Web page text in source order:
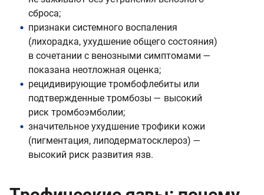
сброса;
признаки системного воспаления
(лихорадка, ухудшение общего состояния)
в сочетании с венозными симптомами —
показана неотложная оценка;
рецидивирующие тромбофлебиты или
подтвержденные тромбозы — высокий
риск тромбоэмболии;
значительное ухудшение трофики кожи
(пигментация, липодерматосклероз) —
высокий риск развития язв.